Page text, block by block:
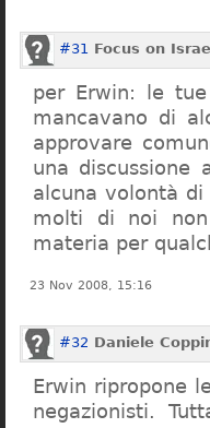
#31 Focus on Israel
per Erwin: le
mancavano di
approvare
una
alcuna volontà
molti di noi
materia per
23 Nov 2008, 15:16
#32 Daniele
Erwin ripropone
negazionisti.